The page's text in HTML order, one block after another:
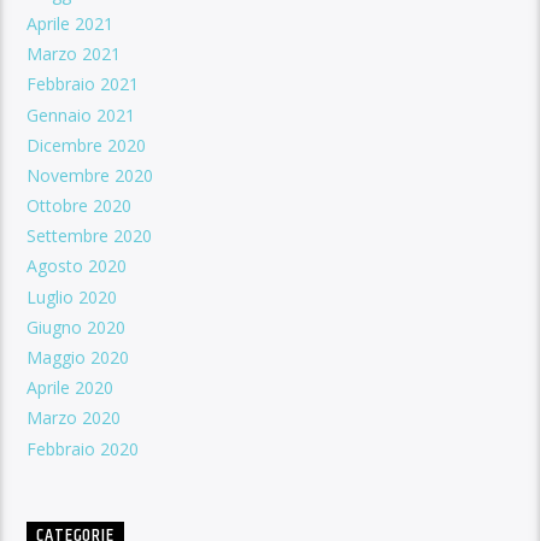
Aprile 2021
Marzo 2021
Febbraio 2021
Gennaio 2021
Dicembre 2020
Novembre 2020
Ottobre 2020
Settembre 2020
Agosto 2020
Luglio 2020
Giugno 2020
Maggio 2020
Aprile 2020
Marzo 2020
Febbraio 2020